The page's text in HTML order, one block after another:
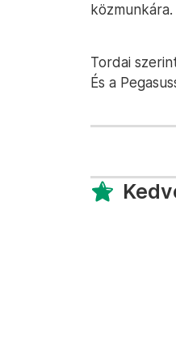
közmunkára.
Tordai
És a